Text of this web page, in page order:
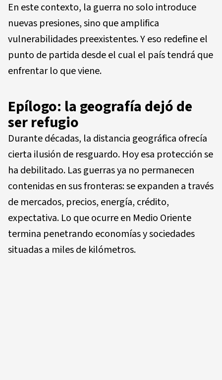
En este contexto, la guerra no solo introduce
nuevas presiones, sino que amplifica
vulnerabilidades preexistentes. Y eso redefine el
punto de partida desde el cual el país tendrá que
enfrentar lo que viene.
Epílogo: la geografía dejó de
ser refugio
Durante décadas, la distancia geográfica ofrecía
cierta ilusión de resguardo. Hoy esa protección se
ha debilitado. Las guerras ya no permanecen
contenidas en sus fronteras: se expanden a través
de mercados, precios, energía, crédito,
expectativa. Lo que ocurre en Medio Oriente
termina penetrando economías y sociedades
situadas a miles de kilómetros.